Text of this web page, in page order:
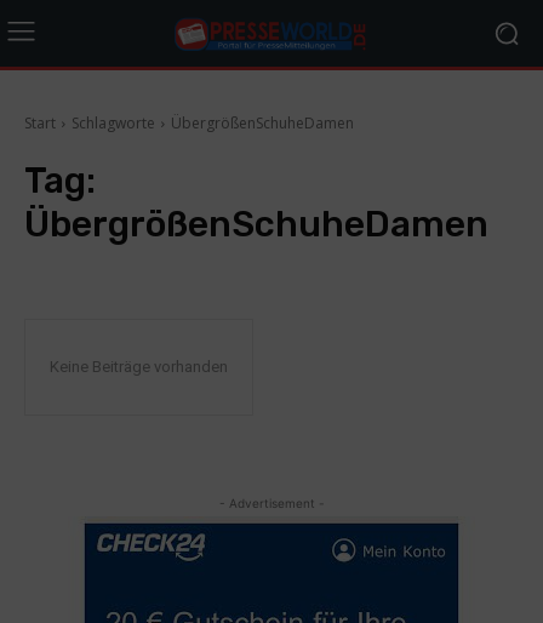
Start Schlagworte ÜbergrößenSchuheDamen
Tag:
ÜbergrößenSchuheDamen
Keine Beiträge vorhanden
- Advertisement -